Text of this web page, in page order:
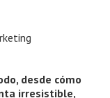
desde cómo
irresistible,